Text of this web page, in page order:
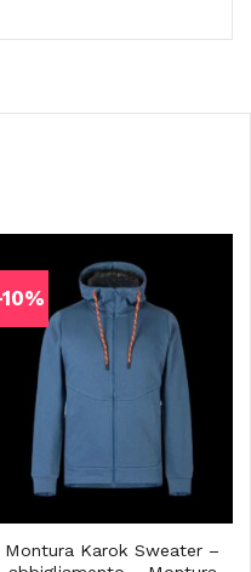
Montura Karok Sweater –